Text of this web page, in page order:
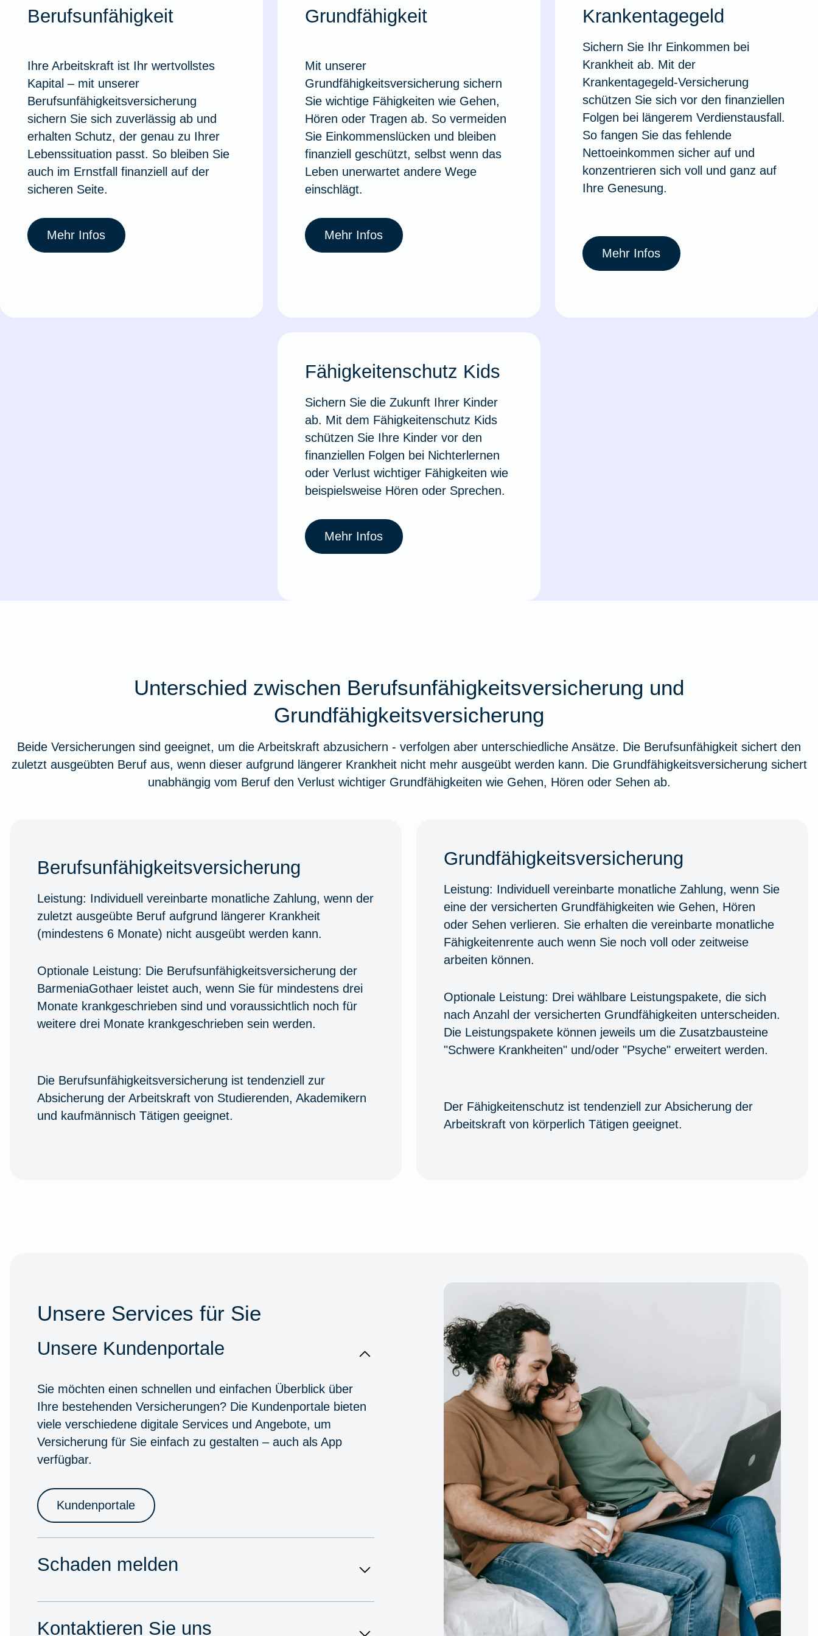
Ausstellungsversicherung
Oldtimersammlungsversicherung
Zur Produktübersicht
Berufsunfähigkeit
Ihre Arbeitskraft ist Ihr wertvollstes
Kapital – mit unserer
Berufsunfähigkeitsversicherung
sichern Sie sich zuverlässig ab und
erhalten Schutz, der genau zu Ihrer
Lebenssituation passt. So bleiben Sie
auch im Ernstfall finanziell auf der
sicheren Seite.
Mehr Infos
Grundfähigkeit
Mit unserer
Grundfähigkeitsversicherung sichern
Sie wichtige Fähigkeiten wie Gehen,
Hören oder Tragen ab. So vermeiden
Sie Einkommenslücken und bleiben
finanziell geschützt, selbst wenn das
Leben unerwartet andere Wege
einschlägt.
Mehr Infos
Krankentagegeld
Sichern Sie Ihr Einkommen bei
Krankheit ab. Mit der
Krankentagegeld-Versicherung
schützen Sie sich vor den finanziellen
Folgen bei längerem Verdienstausfall.
So fangen Sie das fehlende
Nettoeinkommen sicher auf und
konzentrieren sich voll und ganz auf
Ihre Genesung.
Mehr Infos
Fähigkeitenschutz Kids
Sichern Sie die Zukunft Ihrer Kinder
ab. Mit dem Fähigkeitenschutz Kids
schützen Sie Ihre Kinder vor den
finanziellen Folgen bei Nichterlernen
oder Verlust wichtiger Fähigkeiten wie
beispielsweise Hören oder Sprechen.
Mehr Infos
Unterschied zwischen Berufsunfähigkeitsversicherung und
Grundfähigkeitsversicherung
Beide Versicherungen sind geeignet, um die Arbeitskraft abzusichern - verfolgen aber unterschiedliche Ansätze. Die Berufsunfähigkeit sichert den
zuletzt ausgeübten Beruf aus, wenn dieser aufgrund längerer Krankheit nicht mehr ausgeübt werden kann. Die Grundfähigkeitsversicherung sichert
unabhängig vom Beruf den Verlust wichtiger Grundfähigkeiten wie Gehen, Hören oder Sehen ab.
Berufsunfähigkeitsversicherung
Leistung: Individuell vereinbarte monatliche Zahlung, wenn der
zuletzt ausgeübte Beruf aufgrund längerer Krankheit
(mindestens 6 Monate) nicht ausgeübt werden kann.
Optionale Leistung: Die Berufsunfähigkeitsversicherung der
BarmeniaGothaer leistet auch, wenn Sie für mindestens drei
Monate krankgeschrieben sind und voraussichtlich noch für
weitere drei Monate krankgeschrieben sein werden.
Die Berufsunfähigkeitsversicherung ist tendenziell zur
Absicherung der Arbeitskraft von Studierenden, Akademikern
und kaufmännisch Tätigen geeignet.
Grundfähigkeitsversicherung
Leistung: Individuell vereinbarte monatliche Zahlung, wenn Sie
eine der versicherten Grundfähigkeiten wie Gehen, Hören
oder Sehen verlieren. Sie erhalten die vereinbarte monatliche
Fähigkeitenrente auch wenn Sie noch voll oder zeitweise
arbeiten können.
Optionale Leistung: Drei wählbare Leistungspakete, die sich
nach Anzahl der versicherten Grundfähigkeiten unterscheiden.
Die Leistungspakete können jeweils um die Zusatzbausteine
"Schwere Krankheiten" und/oder "Psyche" erweitert werden.
Der Fähigkeitenschutz ist tendenziell zur Absicherung der
Arbeitskraft von körperlich Tätigen geeignet.
Unsere Services für Sie
Unsere Kundenportale
Sie möchten einen schnellen und einfachen Überblick über
Ihre bestehenden Versicherungen? Die Kundenportale bieten
viele verschiedene digitale Services und Angebote, um
Versicherung für Sie einfach zu gestalten – auch als App
verfügbar.
Kundenportale
Schaden melden
Kontaktieren Sie uns